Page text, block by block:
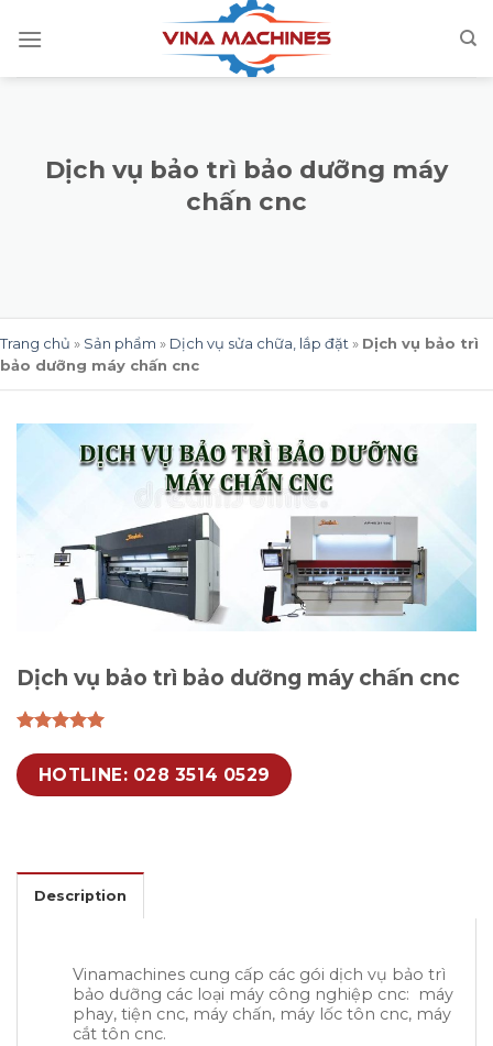
Dịch vụ bảo trì bảo dưỡng máy
chấn cnc
Trang chủ » Sản phẩm » Dịch vụ sửa chữa, lắp đặt » Dịch vụ bảo trì
bảo dưỡng máy chấn cnc
Dịch vụ bảo trì bảo dưỡng máy chấn cnc
HOTLINE: 028 3514 0529
Description
Vinamachines cung cấp các gói dịch vụ bảo trì
bảo dưỡng các loại máy công nghiệp cnc: máy
phay, tiện cnc, máy chấn, máy lốc tôn cnc, máy
cắt tôn cnc.